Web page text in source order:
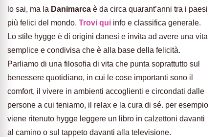
lo sai, ma la Danimarca è da circa quarant’anni tra i paesi
più felici del mondo. Trovi qui info e classifica generale.
Lo stile hygge è di origini danesi e invita ad avere una vita
semplice e condivisa che è alla base della felicità.
Parliamo di una filosofia di vita che punta soprattutto sul
benessere quotidiano, in cui le cose importanti sono il
comfort, il vivere in ambienti accoglienti e circondati dalle
persone a cui teniamo, il relax e la cura di sé. per esempio
viene ritenuto hygge leggere un libro in calzettoni davanti
al camino o sul tappeto davanti alla televisione.